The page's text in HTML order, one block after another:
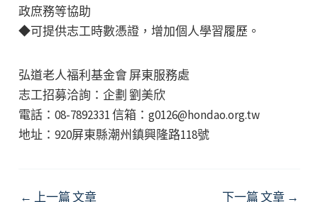
政庶務等協助
◆可提供志工時數憑證，增加個人學習履歷。
弘道老人福利基金會 屏東服務處
志工招募洽詢：企劃 劉美欣
電話：08-7892331 信箱：g0126@hondao.org.tw
地址：920屏東縣潮州鎮興隆路118號
Post
← 上一篇 文章 下一篇 文章 →